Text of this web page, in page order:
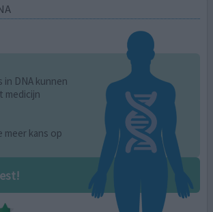
in DNA kunnen
medicijn
meer kans op